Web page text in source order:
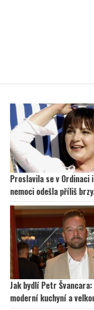
Proslavila se v Ordinaci
nemoci odešla příliš
Jak bydlí Petr
moderní kuchyní a